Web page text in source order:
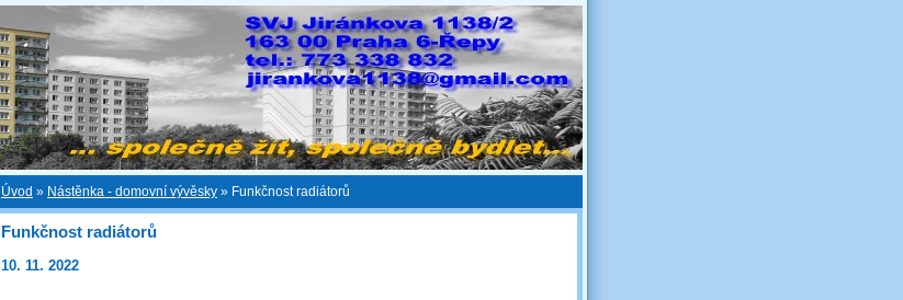
Úvod » Nástěnka - domovní vývěsky » Funkčnost radiátorů
Funkčnost radiátorů
10. 11. 2022